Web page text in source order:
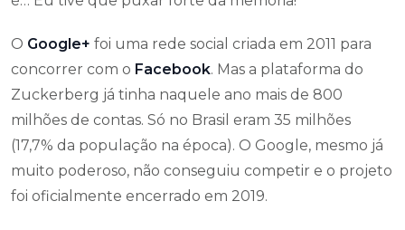
O Google+ foi uma rede social criada em 2011 para
concorrer com o Facebook. Mas a plataforma do
Zuckerberg já tinha naquele ano mais de 800
milhões de contas. Só no Brasil eram 35 milhões
(17,7% da população na época). O Google, mesmo já
muito poderoso, não conseguiu competir e o projeto
foi oficialmente encerrado em 2019.